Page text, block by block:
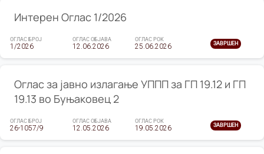
Интерен Оглас 1/2026
ОГЛАС БРОЈ
1/2026
ОГЛАС ОБЈАВА
12.06.2026
ОГЛАС РОК
25.06.2026 ЗАВРШЕН
Оглас за јавно излагање УППП за ГП 19.12 и ГП
19.13 во Буњаковец 2
ОГЛАС БРОЈ
26-1057/9
ОГЛАС ОБЈАВА
12.05.2026
ОГЛАС РОК
19.05.2026 ЗАВРШЕН